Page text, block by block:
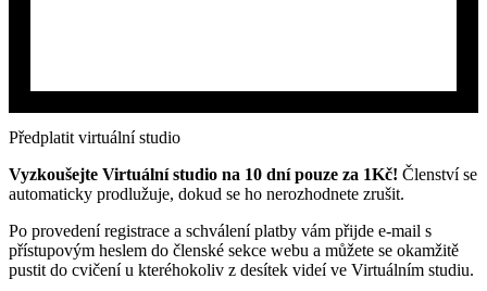
Předplatit virtuální studio
Vyzkoušejte Virtuální studio na 10 dní pouze za 1Kč! Členství se
automaticky prodlužuje, dokud se ho nerozhodnete zrušit.
Po provedení registrace a schválení platby vám přijde e-mail s
přístupovým heslem do členské sekce webu a můžete se okamžitě
pustit do cvičení u kteréhokoliv z desítek videí ve Virtuálním studiu.